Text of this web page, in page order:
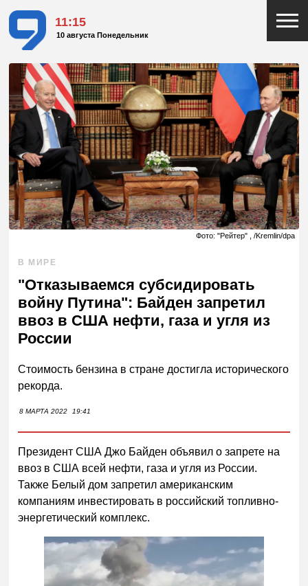
11:15
10 августа Понедельник
Фото: "Рейтер" , /Kremlin/dpa
В МИРЕ
"Отказываемся субсидировать
войну Путина": Байден запретил
ввоз в США нефти, газа и угля из
России
Стоимость бензина в стране достигла исторического
рекорда.
8 МАРТА 2022 19:41
Президент США Джо Байден объявил о запрете на
ввоз в США всей нефти, газа и угля из России.
Также Белый дом запретил американским
компаниям инвестировать в российский топливно-
энергетический комплекс.